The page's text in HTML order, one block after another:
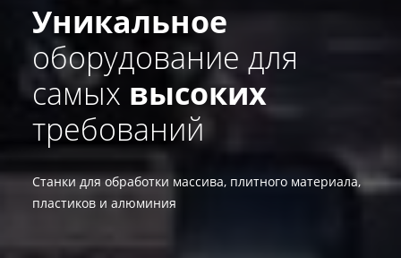
Уникальное
оборудование для
самых высоких
требований
Станки для обработки массива, плитного материала,
пластиков и алюминия